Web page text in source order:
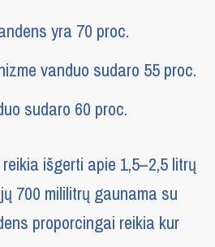
yra 70 proc.
vanduo sudaro 55 proc.
sudaro 60 proc.
išgerti apie 1,5–2,5 litrų
700 mililitrų gaunama su
proporcingai reikia kur